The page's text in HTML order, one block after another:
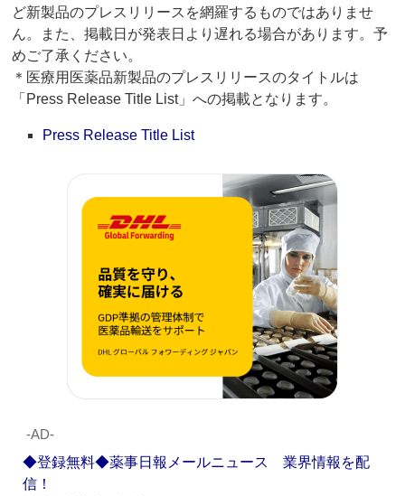
ど新製品のプレスリリースを網羅するものではありませ
ん。また、掲載日が発表日より遅れる場合があります。予
めご了承ください。
＊医療用医薬品新製品のプレスリリースのタイトルは
「Press Release Title List」への掲載となります。
Press Release Title List
‐AD‐
◆登録無料◆薬事日報メールニュース 業界情報を配
信！